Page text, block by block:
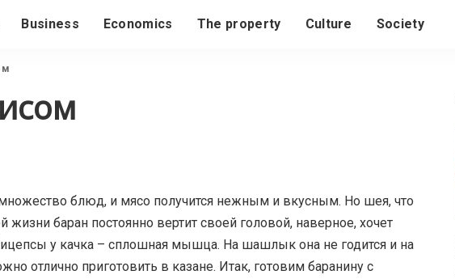
Business Economics The property Culture Society
блюд, и мясо получится нежным и вкусным. Но шея, что
жизни баран постоянно вертит своей головой, наверное, хочет
у качка – сплошная мышца. На шашлык она не годится и на
отлично приготовить в казане. Итак, готовим баранину с